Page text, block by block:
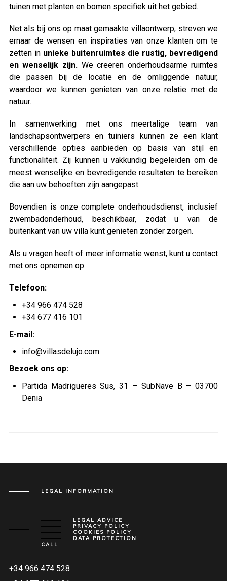
tuinen met planten en bomen specifiek uit het gebied.
Net als bij ons op maat gemaakte villaontwerp, streven we
ernaar de wensen en inspiraties van onze klanten om te
zetten in unieke buitenruimtes die rustig, bevredigend
en wenselijk zijn. We creëren onderhoudsarme ruimtes
die passen bij de locatie en de omliggende natuur,
waardoor we kunnen genieten van onze relatie met de
natuur.
In samenwerking met ons meertalige team van
landschapsontwerpers en tuiniers kunnen ze een klant
verschillende opties aanbieden op basis van stijl en
functionaliteit. Zij kunnen u vakkundig begeleiden om de
meest wenselijke en bevredigende resultaten te bereiken
die aan uw behoeften zijn aangepast.
Bovendien is onze complete onderhoudsdienst, inclusief
zwembadonderhoud, beschikbaar, zodat u van de
buitenkant van uw villa kunt genieten zonder zorgen.
Als u vragen heeft of meer informatie wenst, kunt u contact
met ons opnemen op:
Telefoon:
+34 966 474 528
+34 677 416 101
E-mail:
info@villasdelujo.com
Bezoek ons op:
Partida Madrigueres Sus, 31 – SubNave B – 03700
Denia
LEGAL INFORMATION
LEGAL ADVICE
PRIVACY POLICY
COOKIES POLICY
DATA PROTECTION
CALL
+34 966 474 528